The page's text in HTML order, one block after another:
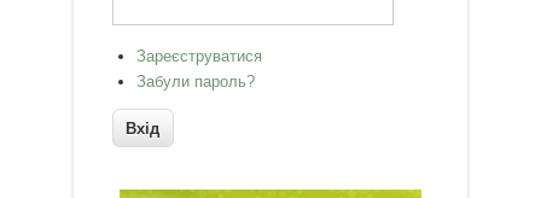
Зареєструватися
Забули пароль?